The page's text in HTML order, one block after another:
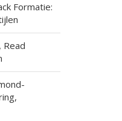
Formatie:
Read